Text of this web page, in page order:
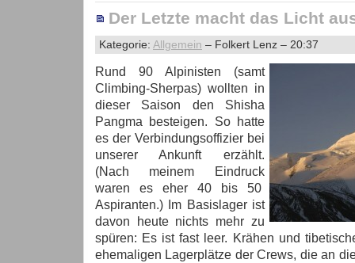
Der Letzte macht das Licht
Kategorie: Allgemein – Folkert Lenz – 20:37
Rund 90 Alpinisten (samt
Climbing-Sherpas) wollten in
dieser Saison den Shisha
Pangma besteigen. So hatte
es der Verbindungsoffizier bei
unserer Ankunft erzählt.
(Nach meinem Eindruck
waren es eher 40 bis 50
Aspiranten.) Im Basislager ist
davon heute nichts mehr zu
spüren: Es ist fast leer. Krähen und
ehemaligen Lagerplätze der Crews, die an